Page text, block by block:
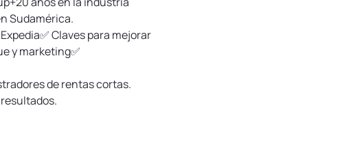
Sudamérica.
Claves para mejorar
y marketing✅
de rentas cortas.